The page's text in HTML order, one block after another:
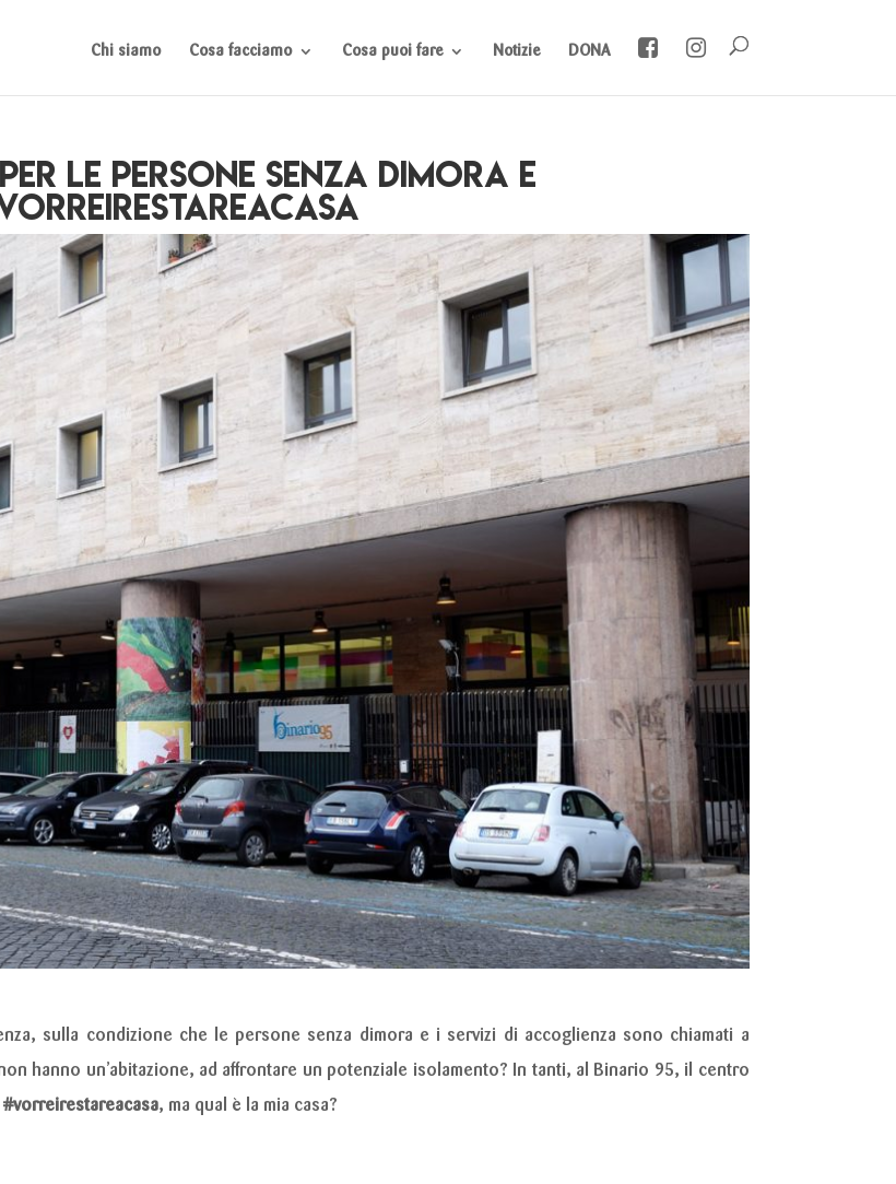
Chi siamo Cosa facciamo Cosa puoi fare Notizie DONA
le persone senza dimora e
sulla condizione che le persone senza dimora e i servizi di accoglienza sono chiamati a
hanno un’abitazione, ad affrontare un potenziale isolamento? In tanti, al Binario 95, il centro
#vorreirestareacasa, ma qual è la mia casa?